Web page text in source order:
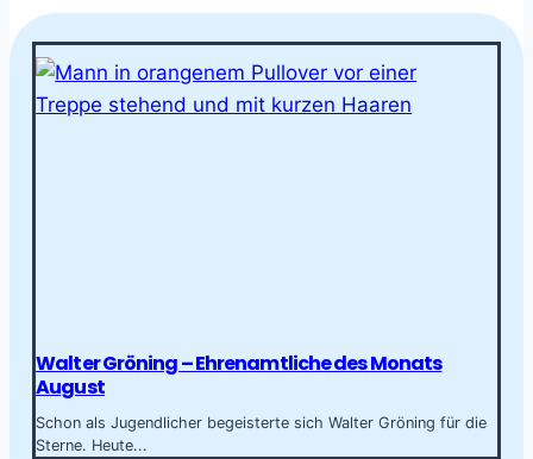
Walter Gröning – Ehrenamtliche des Monats
August
Schon als Jugendlicher begeisterte sich Walter Gröning für die
Sterne. Heute...